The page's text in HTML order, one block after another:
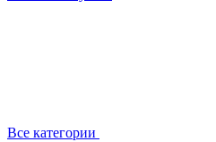
Все категории